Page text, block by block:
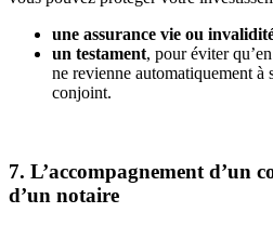
une assurance vie ou
un testament, pour éviter
ne revienne automatiquement à
conjoint.
7. L’accompagnement d’un
d’un notaire